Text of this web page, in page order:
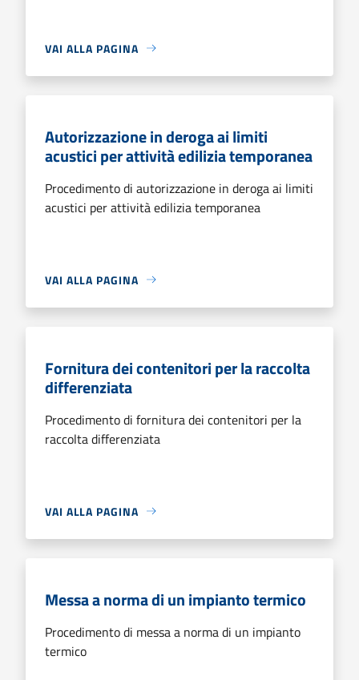
VAI ALLA PAGINA
Autorizzazione in deroga ai limiti
acustici per attività edilizia temporanea
Procedimento di autorizzazione in deroga ai limiti
acustici per attività edilizia temporanea
VAI ALLA PAGINA
Fornitura dei contenitori per la raccolta
differenziata
Procedimento di fornitura dei contenitori per la
raccolta differenziata
VAI ALLA PAGINA
Messa a norma di un impianto termico
Procedimento di messa a norma di un impianto
termico